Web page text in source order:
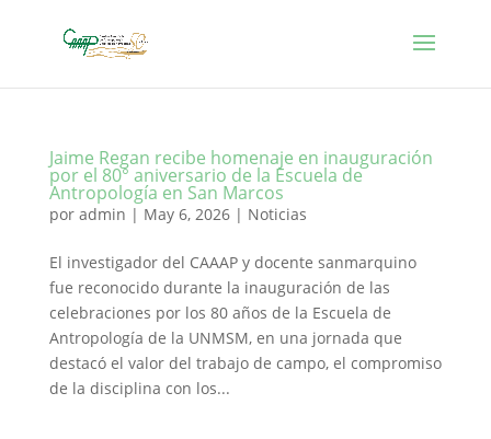
Jaime Regan recibe homenaje en inauguración
por el 80° aniversario de la Escuela de
Antropología en San Marcos
por admin | May 6, 2026| Noticias
El investigador del CAAAP y docente sanmarquino
fue reconocido durante la inauguración de las
celebraciones por los 80 años de la Escuela de
Antropología de la UNMSM, en una jornada que
destacó el valor del trabajo de campo, el compromiso
de la disciplina con los...